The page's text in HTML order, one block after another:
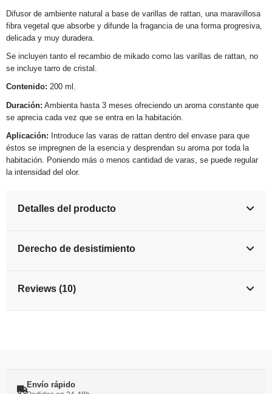
Difusor de ambiente natural a base de varillas de rattan, una maravillosa
fibra vegetal que absorbe y difunde la fragancia de una forma progresiva,
delicada y muy duradera.
Se incluyen tanto el recambio de mikado como las varillas de rattan, no
se incluye tarro de cristal.
Contenido: 200 ml.
Duración: Ambienta hasta 3 meses ofreciendo un aroma constante que
se aprecia cada vez que se entra en la habitación.
Aplicación: Introduce las varas de rattan dentro del envase para que
éstos se impregnen de la esencia y desprendan su aroma por toda la
habitación. Poniendo más o menos cantidad de varas, se puede regular
la intensidad del olor.
Detalles del producto
Derecho de desistimiento
Reviews (10)
Envío rápido